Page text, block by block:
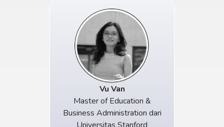
Vu Van
Master of Education &
Business Administration dari